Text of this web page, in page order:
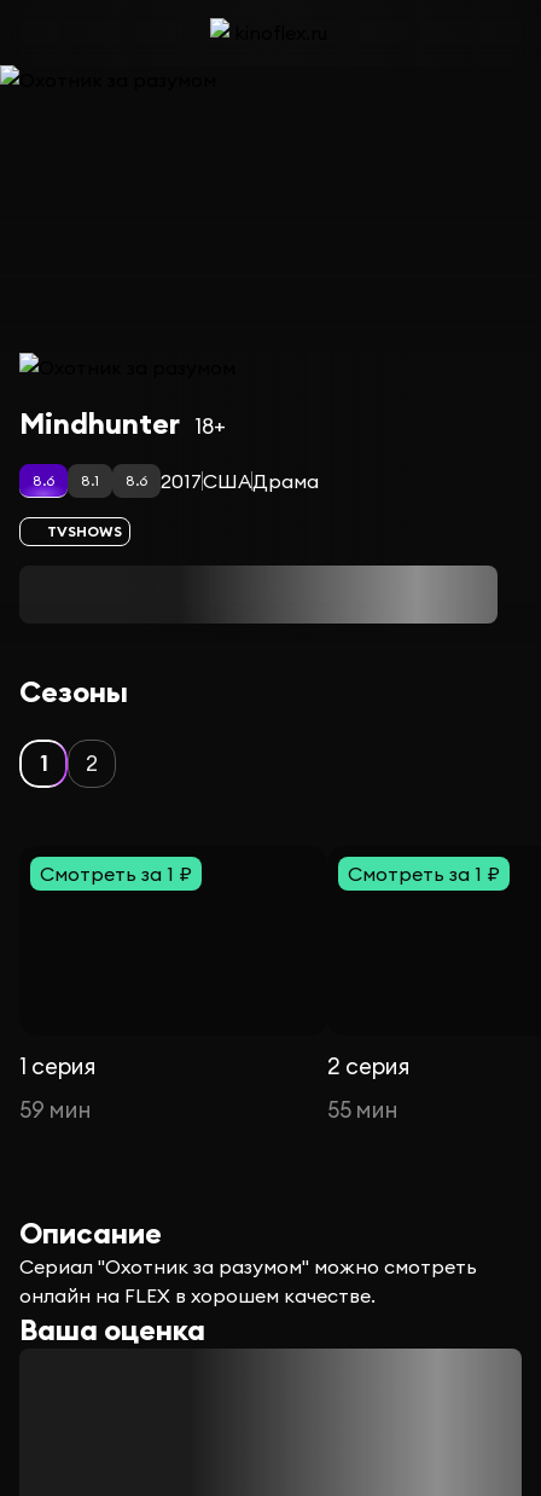
Сериал Охотник за разумом — сезон 1
Mindhunter 18+
8.6 8.1 8.6 2017СШАДрама
TVSHOWS
Сезоны
1 2
Смотреть за 1 ₽
1 серия
59 мин
Смотреть за 1 ₽
2 серия
55 мин
Описание
Сериал "Охотник за разумом" можно смотреть
онлайн на FLEX в хорошем качестве.
Ваша оценка